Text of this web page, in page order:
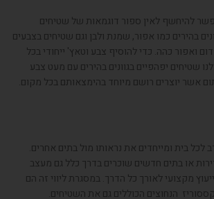
להיחשף לאין ספור דוגמאות של שטיחים
בהירים כמו אפור, שמנת ולבן וגם שטיחים בצבעים
ואפור כהה. כדי להוסיף צבע וטאץ' ייחודי בכל
שטיחים יפהפיים בגוונים בהירים עם מעט צבע
אשר יוצרים רושם מיוחד בהימצאותם בכל מקום.
לכל בית ומייחדים את נראותו מול בתים אחרים.
או בתים חדשים שוכרים בדרך כלל גם מעצב
מקצועי לאורך כל הדרך. במסגרת ליווי זה הם
הנחוצים הכוללים גם את השטיחים.